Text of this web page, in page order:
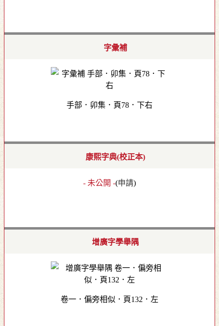
字彙補
手部．卯集．頁78．下右
康熙字典(校正本)
- 未公開 -(申請)
增廣字學舉隅
卷一．偏旁相似．頁132．左